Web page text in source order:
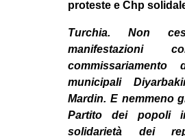
AMBIENTE
DIRITTO
GENERI
MIGRAZIONI
PRECARIATO
proteste e Chp
Turchia. Non
manifestazioni
commissariamento
municipali
Mardin. E nemmeno
Partito dei popoli
solidarietà dei